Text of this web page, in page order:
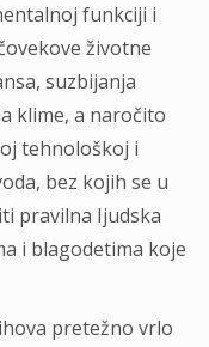
funkciji i
životne
suzbijanja
klime, a naročito
tehnološkoj i
bez kojih se u
pravilna Ijudska
i blagodetima koje
pretežno vrlo